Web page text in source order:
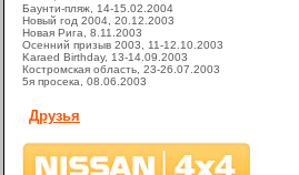
Баунти-пляж, 14-15.02.2004
Новый год 2004, 20.12.2003
Новая Рига, 8.11.2003
Осенний призыв 2003, 11-12.10.2003
Karaed Birthday, 13-14.09.2003
Костромская область, 23-26.07.2003
5я просека, 08.06.2003
Друзья